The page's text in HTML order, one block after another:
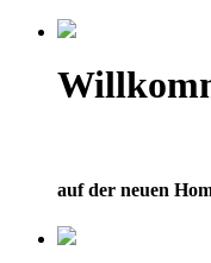
auf der neuen